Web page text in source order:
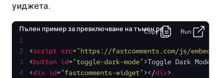
уиджета.
Пълен пример за превключване на тъмен режим
Copy Run
1
2
<script src="https://fastcomments.com/js/embed-
3
<button id="toggle-dark-mode" >Toggle Dark Mode
4
<div id="fastcomments-widget" ></div>